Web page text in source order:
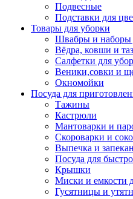
Подвесные
Подставки для
Товары для уборки
Швабры и наборы
Вёдра, ковши и
Салфетки для
Веники,совки и
Окномойки
Посуда для
Тажины
Кастрюли
Мантоварки и
Скороварки и
Выпечка и
Посуда для
Крышки
Миски и емкости
Гусятницы и